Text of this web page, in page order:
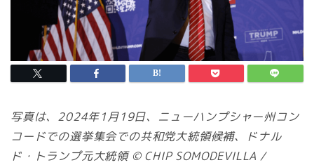
写真は、2024年1月19日、ニューハンプシャー州コン
コードでの選挙集会での共和党大統領候補、ドナル
ド・トランプ元大統領 © CHIP SOMODEVILLA /